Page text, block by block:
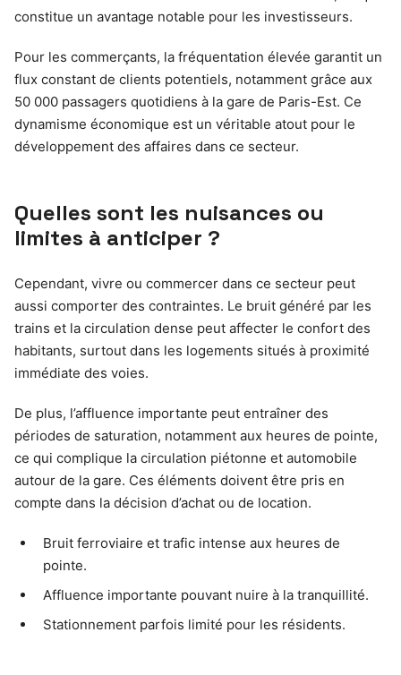
constitue un avantage notable pour les investisseurs.
Pour les commerçants, la fréquentation élevée garantit un
flux constant de clients potentiels, notamment grâce aux
50 000 passagers quotidiens à la gare de Paris-Est. Ce
dynamisme économique est un véritable atout pour le
développement des affaires dans ce secteur.
Quelles sont les nuisances ou
limites à anticiper ?
Cependant, vivre ou commercer dans ce secteur peut
aussi comporter des contraintes. Le bruit généré par les
trains et la circulation dense peut affecter le confort des
habitants, surtout dans les logements situés à proximité
immédiate des voies.
De plus, l’affluence importante peut entraîner des
périodes de saturation, notamment aux heures de pointe,
ce qui complique la circulation piétonne et automobile
autour de la gare. Ces éléments doivent être pris en
compte dans la décision d’achat ou de location.
Bruit ferroviaire et trafic intense aux heures de
pointe.
Affluence importante pouvant nuire à la tranquillité.
Stationnement parfois limité pour les résidents.